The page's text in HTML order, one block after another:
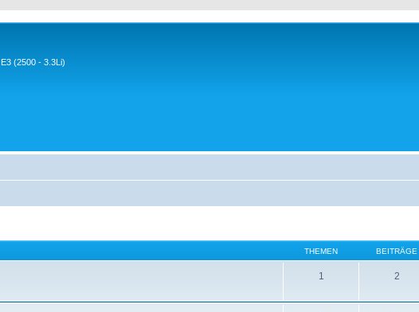
(2500 - 3.3Li)
THEMEN BEITRÄGE
1 2